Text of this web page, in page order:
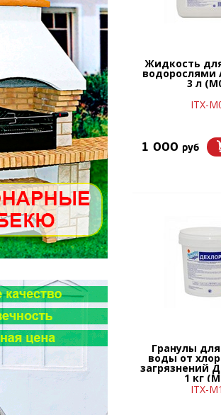
Жидкость
водорослями
3 л
ITX-
1 000 руб
Гранулы
воды от
загрязнений
1 кг
ITX-